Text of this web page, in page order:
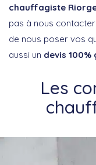
chauffagiste
pas à nous
de nous poser vos
aussi un devis
Les